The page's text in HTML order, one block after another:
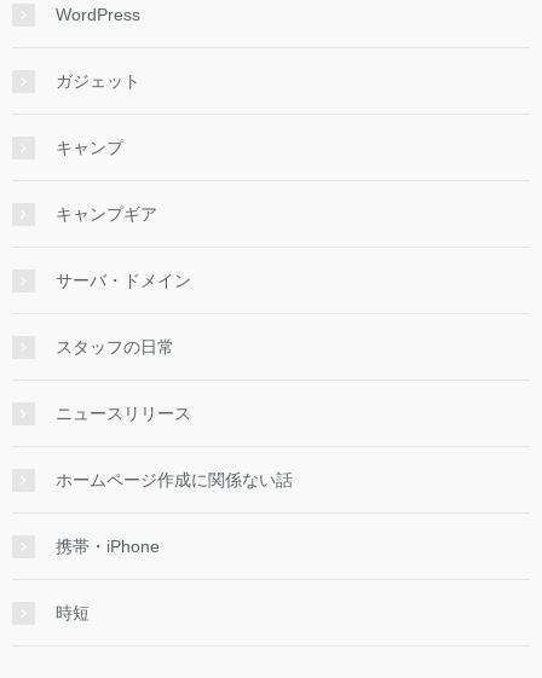
WordPress
ガジェット
キャンプ
キャンプギア
サーバ・ドメイン
スタッフの日常
ニュースリリース
ホームページ作成に関係ない話
携帯・iPhone
時短